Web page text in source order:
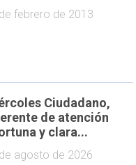
febrero de 2013
Ciudadano,
de atención
y clara...
agosto de 2026